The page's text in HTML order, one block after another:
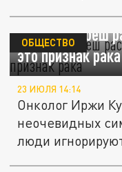
Онколог Кубеш
это признак рака
ОБЩЕСТВО
23 ИЮЛЯ 14:14
Онколог Иржи
неочевидных
люди